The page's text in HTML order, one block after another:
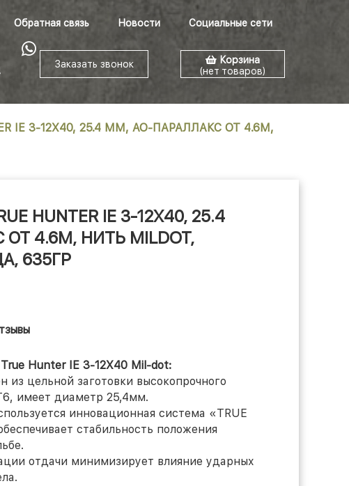
Обратная связь Новости Социальные сети
Заказать звонок
Корзина
(нет товаров)
IE 3-12X40, 25.4 ММ, AO-ПАРАЛЛАКС ОТ 4.6М,
HUNTER IE 3-12X40, 25.4
4.6М, НИТЬ MILDOT,
635ГР
Hunter IE 3-12X40 Mil-dot:
из цельной заготовки высокопрочного
имеет диаметр 25,4мм.
инновационная система «TRUE
стабильность положения
отдачи минимизирует влияние ударных